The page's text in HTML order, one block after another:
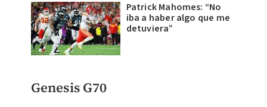
Patrick Mahomes: “No
iba a haber algo que me
detuviera”
Genesis G70